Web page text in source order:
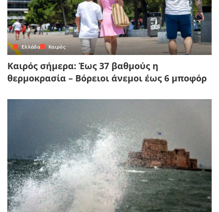
Ελλάδα Καιρός
Καιρός σήμερα: Έως 37 βαθμούς η
θερμοκρασία – Βόρειοι άνεμοι έως 6 μποφόρ